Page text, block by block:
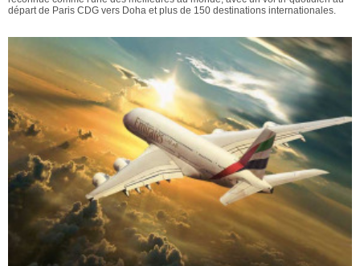
départ de Paris CDG vers Doha et plus de 150 destinations internationales.